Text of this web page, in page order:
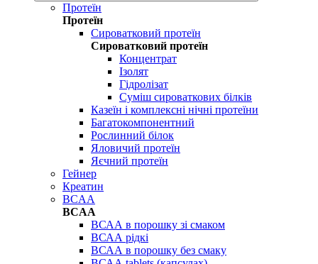
Протеїн
Протеїн
Сироватковий протеїн
Сироватковий протеїн
Концентрат
Ізолят
Гідролізат
Суміш сироваткових білків
Казеїн і комплексні нічні протеїни
Багатокомпонентний
Рослинний білок
Яловичий протеїн
Яєчний протеїн
Гейнер
Креатин
BCAA
BCAA
ВСАА в порошку зі смаком
ВСАА рідкі
ВСАА в порошку без смаку